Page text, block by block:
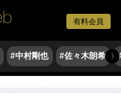
有料会員
#中村剛也 #佐々木朗希 〉